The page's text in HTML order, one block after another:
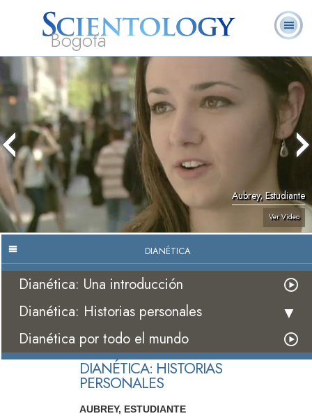
Bogotá
Acerca de
Nosotros
L. Ronald
Hubbard
¿Qué es
Scientology?
Preguntas
Frecuentes
Libros
Aubrey, Estudiante
Ver Video
DIANÉTICA
Dianética: Una introducción
Dianética: Historias personales
Dianética por todo el mundo
DIANÉTICA: HISTORIAS
PERSONALES
AUBREY, ESTUDIANTE